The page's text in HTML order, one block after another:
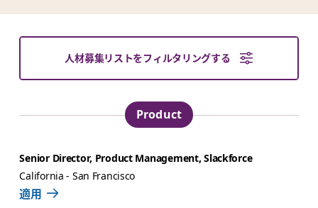
人材募集リストをフィルタリングする
Product
Senior Director, Product Management, Slackforce
California - San Francisco
適用